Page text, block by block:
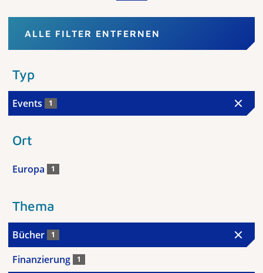
ALLE FILTER ENTFERNEN
Typ
Events 1
Ort
Europa 1
Thema
Bücher 1
Finanzierung 1